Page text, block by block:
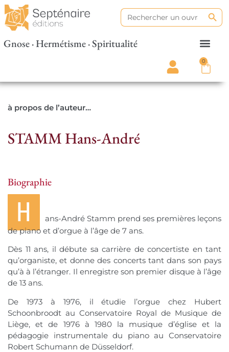
Search
for:
Gnose · Hermétisme · Spiritualité
0
à propos de l’auteur…
STAMM Hans-André
Biographie
H
ans-André Stamm prend ses premières leçons
de piano et d’orgue à l’âge de 7 ans.
Dès 11 ans, il débute sa carrière de concertiste en tant
qu’organiste, et donne des concerts tant dans son pays
qu’à à l’étranger. Il enregistre son premier disque à l’âge
de 13 ans.
De 1973 à 1976, il étudie l’orgue chez Hubert
Schoonbroodt au Conservatoire Royal de Musique de
Liège, et de 1976 à 1980 la musique d’église et la
pédagogie instrumentale du piano au Conservatoire
Robert Schumann de Düsseldorf.